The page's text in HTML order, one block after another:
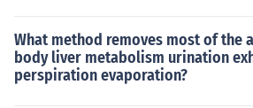
What method removes most of the
body liver metabolism urination
perspiration evaporation?